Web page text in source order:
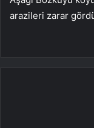
arazileri zarar